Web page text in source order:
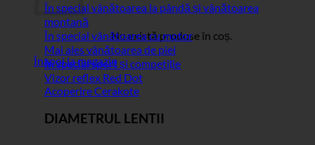
Nu există produse în coș.
Înapoi la magazin
În special vânătoarea la pândă și vânătoarea
montană
În special vânătoarea cu motor
Mai ales vânătoarea de piei
În special sport și competiție
Vizor reflex Red Dot
Acoperire Cerakote
DIAMETRUL LENTII